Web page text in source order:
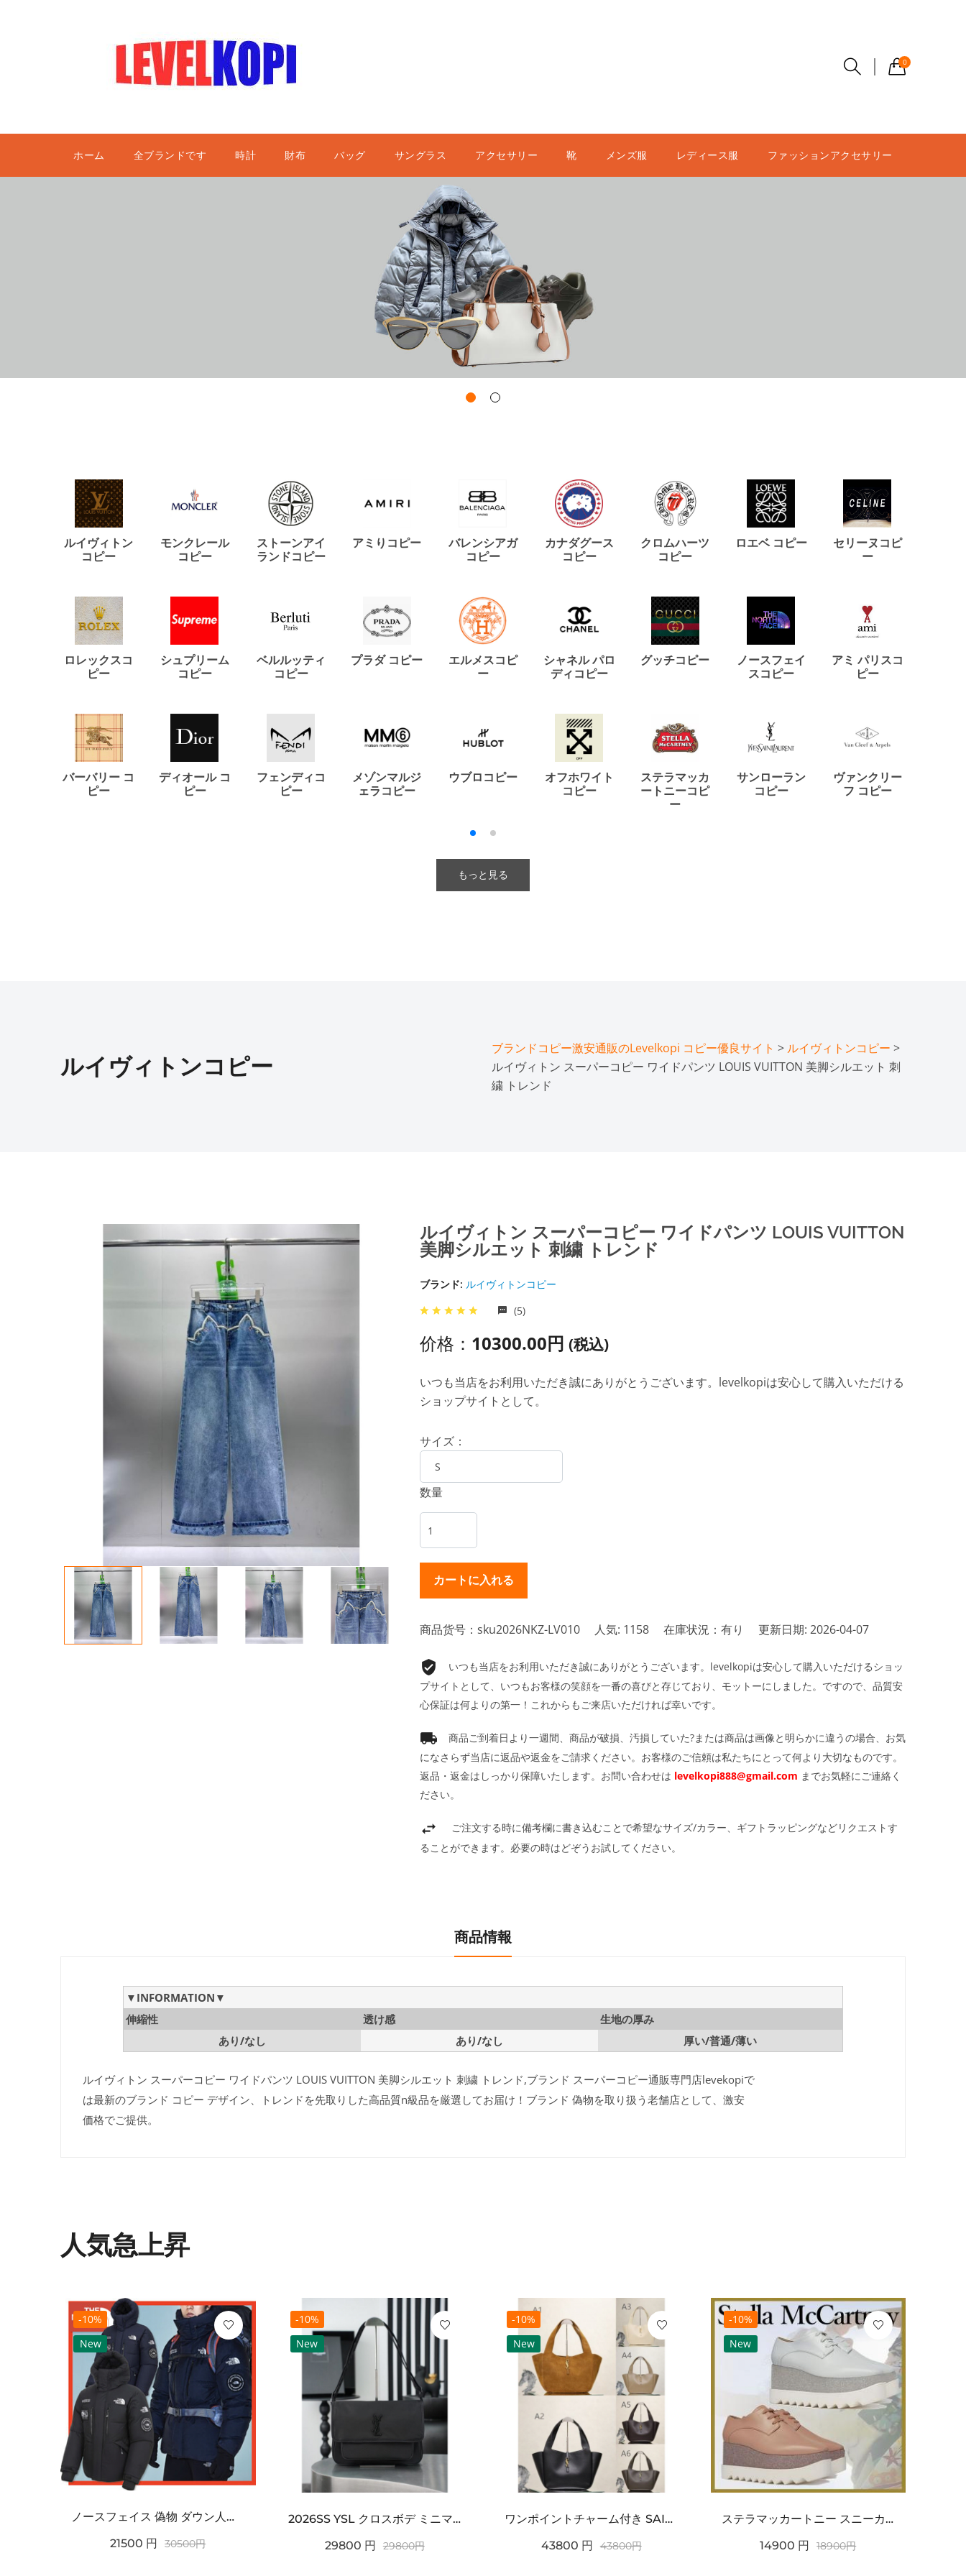
0
ホーム 全ブランドです 時計 財布 バッグ サングラス アクセサリー 靴 メンズ服 レディース服 ファッションアクセサリー
ルイヴィトン
コピー
モンクレール
コピー
ストーンアイ
ランドコピー
アミりコピー
バレンシアガ
コピー
カナダグース
コピー
クロムハーツ
コピー
ロエベ コピー
セリーヌコピ
ー
ロレックスコ
ピー
シュプリーム
コピー
ベルルッティ
コピー
プラダ コピー
エルメスコピ
ー
シャネル パロ
ディコピー
グッチコピー
ノースフェイ
スコピー
アミ パリスコ
ピー
バーバリー コ
ピー
ディオール コ
ピー
フェンディコ
ピー
メゾンマルジ
ェラコピー
ウブロコピー
オフホワイト
コピー
ステラマッカ
ートニーコピ
ー
サンローラン
コピー
ヴァンクリー
フ コピー
もっと見る
ルイヴィトンコピー
ブランドコピー激安通販のLevelkopi コピー優良サイト > ルイヴィトンコピー >
ルイヴィトン スーパーコピー ワイドパンツ LOUIS VUITTON 美脚シルエット 刺
繍 トレンド
ルイヴィトン スーパーコピー ワイドパンツ LOUIS VUITTON
美脚シルエット 刺繍 トレンド
ブランド: ルイヴィトンコピー
(5)
价格： 10300.00円 (税込)
いつも当店をお利用いただき誠にありがとうございます。levelkopiは安心して購入いただける
ショップサイトとして。
サイズ：
数量
商品货号：sku2026NKZ-LV010 人気: 1158 在庫状況：有り 更新日期: 2026-04-07
いつも当店をお利用いただき誠にありがとうございます。levelkopiは安心して購入いただけるショッ
プサイトとして、いつもお客様の笑顔を一番の喜びと存じており、モットーにしました。ですので、品質安
心保証は何よりの第一！これからもご来店いただければ幸いです。
商品ご到着日より一週間、商品が破損、汚損していた?または商品は画像と明らかに違うの場合、お気
になさらず当店に返品や返金をご請求ください。お客様のご信頼は私たちにとって何より大切なものです。
返品・返金はしっかり保障いたします。お問い合わせは levelkopi888@gmail.com までお気軽にご連絡く
ださい。
ご注文する時に備考欄に書き込むことで希望なサイズ/カラー、ギフトラッピングなどリクエストす
ることができます。必要の時はどぞうお試してください。
商品情報
▼INFORMATION▼
伸縮性
透け感
生地の厚み
あり/なし
あり/なし 厚い/普通/薄い
ルイヴィトン スーパーコピー ワイドパンツ LOUIS VUITTON 美脚シルエット 刺繍 トレンド,ブランド スーパーコピー通販専門店levekopiで
は最新のブランド コピー デザイン、トレンドを先取りした高品質n級品を厳選してお届け！ブランド 偽物を取り扱う老舗店として、激安
価格でご提供。
人気急上昇
-10%
New
ノースフェイス 偽物 ダウン人気【THE NORTH FACE】M'S 7 SUMMIT HIM...
21500 円 30500円
-10%
New
2026SS YSL クロスボデ ミニマルフラップショルダー SAINT LAURENT サンロ...
29800 円 29800円
-10%
New
ワンポイントチャーム付き SAINT LAURENT サンローラン コピー バッグ シンプルラグ...
43800 円 43800円
-10%
New
ステラマッカートニー スニーカー 偽物エリスグリッタープラットフォーム810038KP02717...
14900 円 18900円